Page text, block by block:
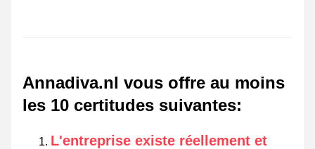
Annadiva.nl vous offre au moins
les 10 certitudes suivantes:
L'entreprise existe réellement et